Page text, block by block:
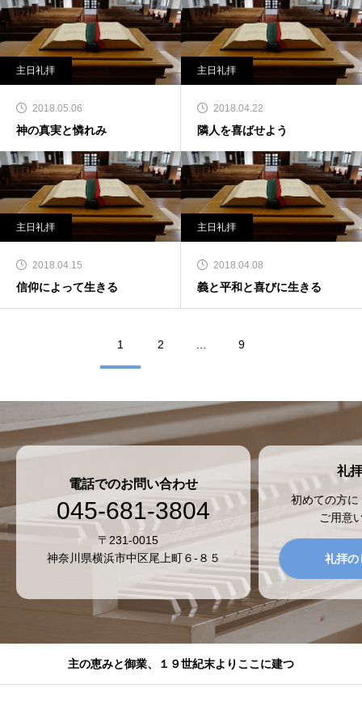
主日礼拝
2018.05.06
神の真実と憐れみ
主日礼拝
2018.04.22
隣人を喜ばせよう
主日礼拝
2018.04.15
信仰によって生きる
主日礼拝
2018.04.08
義と平和と喜びに生きる
1 2 9
電話でのお問い合わせ
045-681-3804
〒231-0015
神奈川県横浜市中区尾上町６-８５
礼
初めての方
ご用意
礼拝の
主の恵みと御業、１９世紀末よりここに建つ